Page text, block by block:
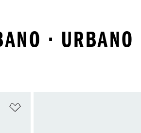
· URBANO